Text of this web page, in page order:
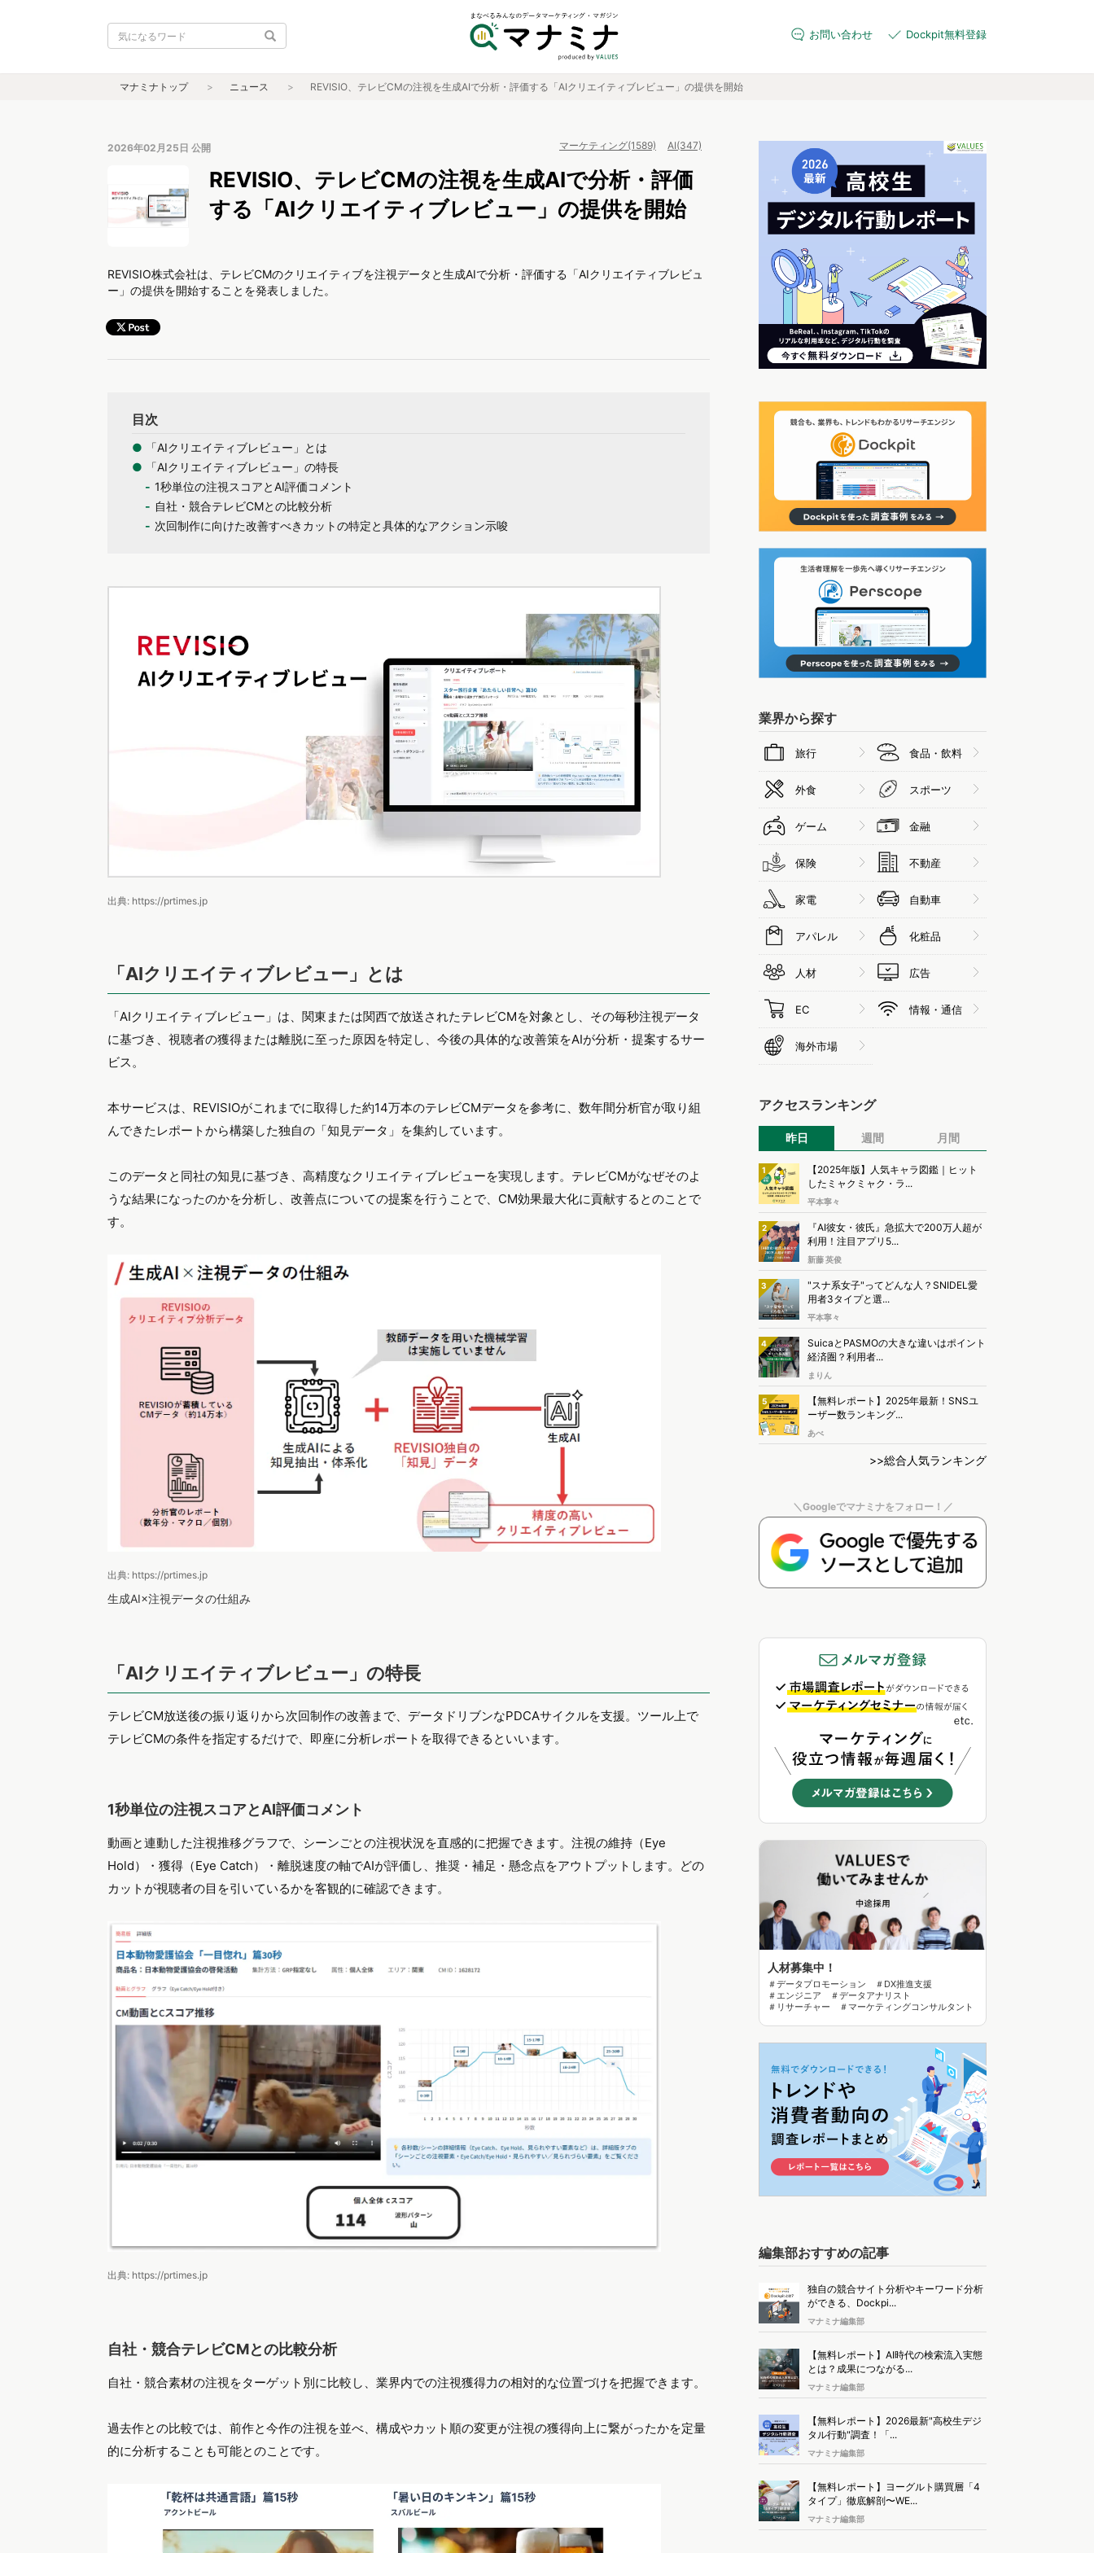
お問い合わせ Dockpit無料登録
マナミナトップ ニュース REVISIO、テレビCMの注視を生成AIで分析・評価する「AIクリエイティブレビュー」の提供を開始
2026年02月25日 公開 マーケティング(1589) AI(347)
REVISIO、テレビCMの注視を生成AIで分析・評価
する「AIクリエイティブレビュー」の提供を開始
REVISIO株式会社は、テレビCMのクリエイティブを注視データと生成AIで分析・評価する「AIクリエイティブレビュ
ー」の提供を開始することを発表しました。
目次
● 「AIクリエイティブレビュー」とは
● 「AIクリエイティブレビュー」の特長
1秒単位の注視スコアとAI評価コメント
自社・競合テレビCMとの比較分析
次回制作に向けた改善すべきカットの特定と具体的なアクション示唆
出典: https://prtimes.jp
「AIクリエイティブレビュー」とは
「AIクリエイティブレビュー」は、関東または関西で放送されたテレビCMを対象とし、その毎秒注視データ
に基づき、視聴者の獲得または離脱に至った原因を特定し、今後の具体的な改善策をAIが分析・提案するサー
ビス。
本サービスは、REVISIOがこれまでに取得した約14万本のテレビCMデータを参考に、数年間分析官が取り組
んできたレポートから構築した独自の「知見データ」を集約しています。
このデータと同社の知見に基づき、高精度なクリエイティブレビューを実現します。テレビCMがなぜそのよ
うな結果になったのかを分析し、改善点についての提案を行うことで、CM効果最大化に貢献するとのことで
す。
出典: https://prtimes.jp
生成AI×注視データの仕組み
「AIクリエイティブレビュー」の特長
テレビCM放送後の振り返りから次回制作の改善まで、データドリブンなPDCAサイクルを支援。ツール上で
テレビCMの条件を指定するだけで、即座に分析レポートを取得できるといいます。
1秒単位の注視スコアとAI評価コメント
動画と連動した注視推移グラフで、シーンごとの注視状況を直感的に把握できます。注視の維持（Eye
Hold）・獲得（Eye Catch）・離脱速度の軸でAIが評価し、推奨・補足・懸念点をアウトプットします。どの
カットが視聴者の目を引いているかを客観的に確認できます。
出典: https://prtimes.jp
自社・競合テレビCMとの比較分析
自社・競合素材の注視をターゲット別に比較し、業界内での注視獲得力の相対的な位置づけを把握できます。
過去作との比較では、前作と今作の注視を並べ、構成やカット順の変更が注視の獲得向上に繋がったかを定量
的に分析することも可能とのことです。
業界から探す
旅行 食品・飲料
外食 スポーツ
ゲーム 金融
保険 不動産
家電 自動車
アパレル 化粧品
人材 広告
EC 情報・通信
海外市場
アクセスランキング
昨日 週間 月間
1
【2025年版】人気キャラ図鑑｜ヒット
したミャクミャク・ラ...
平本寧々
2
『AI彼女・彼氏』急拡大で200万人超が
利用！注目アプリ5...
新藤 英俊
3
"スナ系女子"ってどんな人？SNIDEL愛
用者3タイプと選...
平本寧々
4
SuicaとPASMOの大きな違いはポイント
経済圏？利用者...
まりん
5
【無料レポート】2025年最新！SNSユ
ーザー数ランキング...
あべ
>>総合人気ランキング
＼Googleでマナミナをフォロー！／
人材募集中！
＃データプロモーション ＃DX推進支援
＃エンジニア ＃データアナリスト
＃リサーチャー ＃マーケティングコンサルタント
編集部おすすめの記事
独自の競合サイト分析やキーワード分析
ができる、Dockpi...
マナミナ編集部
【無料レポート】AI時代の検索流入実態
とは？成果につながる...
マナミナ編集部
【無料レポート】2026最新"高校生デジ
タル行動"調査！「...
マナミナ編集部
【無料レポート】ヨーグルト購買層「4
タイプ」徹底解剖〜WE...
マナミナ編集部